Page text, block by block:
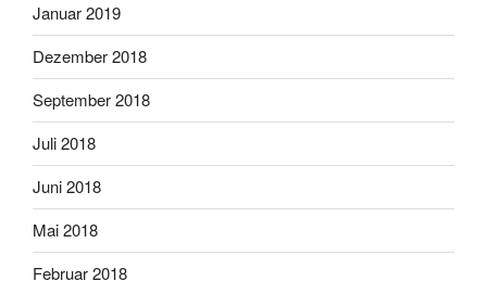
Januar 2019
Dezember 2018
September 2018
Juli 2018
Juni 2018
Mai 2018
Februar 2018